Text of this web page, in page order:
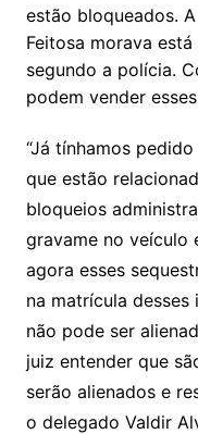
estão bloqueados.
Feitosa morava
segundo a polícia.
podem vender
“Já tínhamos
que estão
bloqueios
gravame no veículo
agora esses
na matrícula desses
não pode ser
juiz entender que
serão alienados e
o delegado Valdir